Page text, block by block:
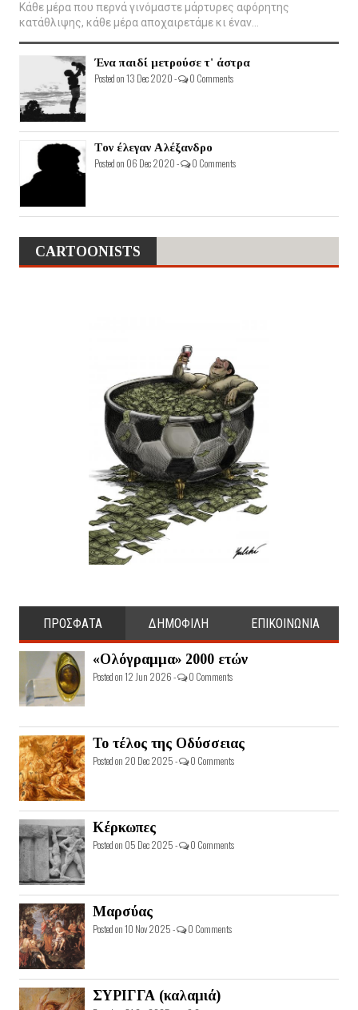
Κάθε μέρα που περνά γινόμαστε μάρτυρες αφόρητης
κατάθλιψης, κάθε μέρα αποχαιρετάμε κι έναν...
Ένα παιδί μετρούσε τ' άστρα
Posted on 13 Dec 2020 - 0 Comments
Τον έλεγαν Αλέξανδρο
Posted on 06 Dec 2020 - 0 Comments
CARTOONISTS
ΠΡΟΣΦΑΤΑ ΔΗΜΟΦΙΛΗ ΕΠΙΚΟΙΝΩΝΙΑ
«Ολόγραμμα» 2000 ετών
Posted on 12 Jun 2026 - 0 Comments
Το τέλος της Οδύσσειας
Posted on 20 Dec 2025 - 0 Comments
Κέρκωπες
Posted on 05 Dec 2025 - 0 Comments
Μαρσύας
Posted on 10 Nov 2025 - 0 Comments
ΣΥΡΙΓΓΑ (καλαμιά)